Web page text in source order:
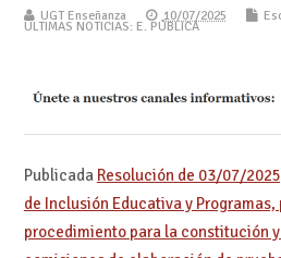
UGT Enseñanza 10/07/2025
ÚLTIMAS NOTICIAS: E. PÚBLICA
Publicada Resolución de 03/07/
de Inclusión Educativa y
procedimiento para la constitución